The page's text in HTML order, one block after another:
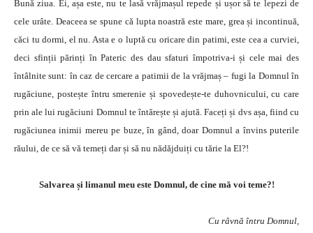
Bună ziua. Ei, așa este, nu te lasă vrăjmașul repede și ușor să te lepezi de
cele urâte. Deaceea se spune că lupta noastră este mare, grea și incontinuă,
căci tu dormi, el nu. Asta e o luptă cu oricare din patimi, este cea a curviei,
deci sfinții părinți în Pateric des dau sfaturi împotriva-i și cele mai des
întâlnite sunt: în caz de cercare a patimii de la vrăjmaș – fugi la Domnul în
rugăciune, postește întru smerenie și spovedește-te duhovnicului, cu care
prin ale lui rugăciuni Domnul te întărește și ajută. Faceți și dvs așa, fiind cu
rugăciunea inimii mereu pe buze, în gând, doar Domnul a învins puterile
răului, de ce să vă temeți dar și să nu nădăjduiți cu tărie la El?!
Salvarea și limanul meu este Domnul, de cine mă voi teme?!
Cu râvnă întru Domnul,